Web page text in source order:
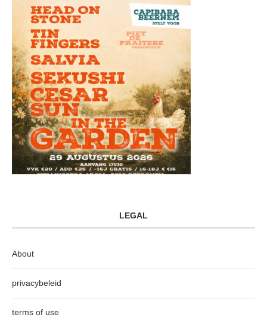
LEGAL
About
privacybeleid
terms of use